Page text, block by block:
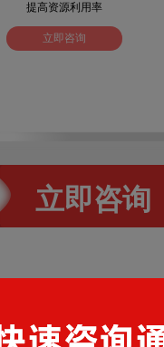
提高资源利用率
立即咨询
立即咨询